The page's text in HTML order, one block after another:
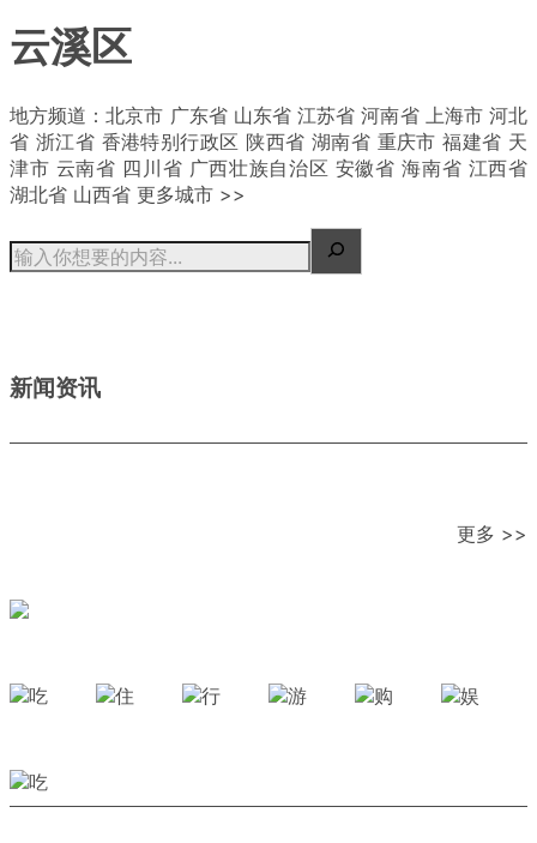
云溪区
地方频道：北京市 广东省 山东省 江苏省 河南省 上海市 河北
省 浙江省 香港特别行政区 陕西省 湖南省 重庆市 福建省 天
津市 云南省 四川省 广西壮族自治区 安徽省 海南省 江西省
湖北省 山西省 更多城市 >>
新闻资讯
更多 >>